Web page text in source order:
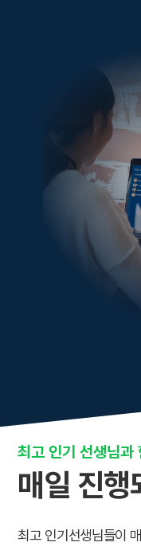
최고 인기 선생님과
매일 진행
최고 인기선생님들이